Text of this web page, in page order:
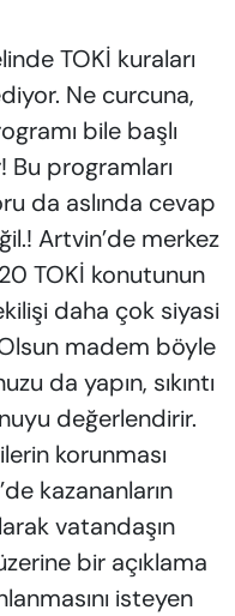
TOKİ kuraları
Ne curcuna,
bile başlı
Bu programları
da aslında cevap
Artvin’de merkez
TOKİ konutunun
daha çok siyasi
madem böyle
da yapın, sıkıntı
değerlendirir.
korunması
kazananların
vatandaşın
bir açıklama
isteyen